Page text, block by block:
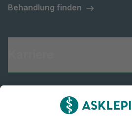
Behandlung finden
Informiert bleiben